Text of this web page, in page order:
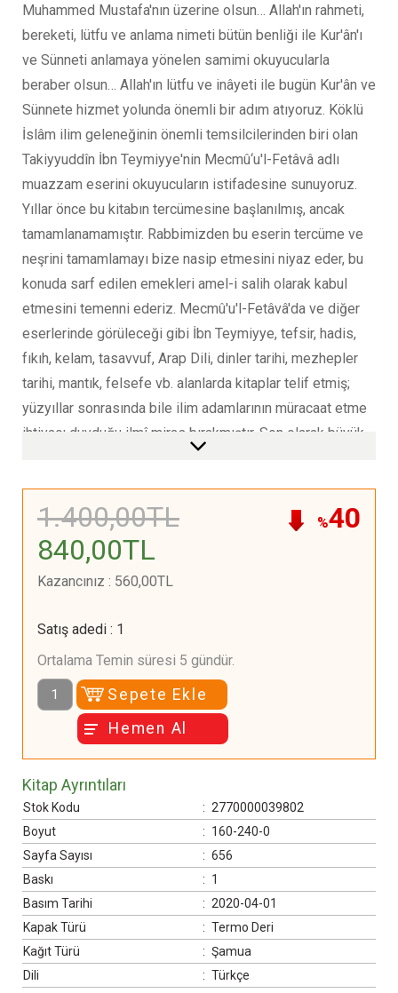
Muhammed Mustafa'nın üzerine olsun… Allah'ın rahmeti,
bereketi, lütfu ve anlama nimeti bütün benliği ile Kur'ân'ı
ve Sünneti anlamaya yönelen samimi okuyucularla
beraber olsun… Allah'ın lütfu ve inâyeti ile bugün Kur'ân ve
Sünnete hizmet yolunda önemli bir adım atıyoruz. Köklü
İslâm ilim geleneğinin önemli temsilcilerinden biri olan
Takiyyuddîn İbn Teymiyye'nin Mecmû‘u'l-Fetâvâ adlı
muazzam eserini okuyucuların istifadesine sunuyoruz.
Yıllar önce bu kitabın tercümesine başlanılmış, ancak
tamamlanamamıştır. Rabbimizden bu eserin tercüme ve
neşrini tamamlamayı bize nasip etmesini niyaz eder, bu
konuda sarf edilen emekleri amel-i salih olarak kabul
etmesini temenni ederiz. Mecmû'u'l-Fetâvâ'da ve diğer
eserlerinde görüleceği gibi İbn Teymiyye, tefsir, hadis,
fıkıh, kelam, tasavvuf, Arap Dili, dinler tarihi, mezhepler
tarihi, mantık, felsefe vb. alanlarda kitaplar telif etmiş;
yüzyıllar sonrasında bile ilim adamlarının müracaat etme
ihtiyacı duyduğu ilmî miras bırakmıştır. Son olarak büyük
nimetin şükrünü de yeni yeni eserler yayınlamakla
gerçekleştirmeyi ümit ederiz. Samimi tenkitlerini bizden
esirgemeyen ilim ehline ve okuyuculara şimdiden
şükranlarımızı sunarız. Çaba bizden, başarı Allah'tandır…
%40
1.400,00TL
840,00TL
Kazancınız : 560,00TL
Satış adedi: 1
Ortalama Temin süresi 5 gündür.
Sepete Ekle
Hemen Al
Kitap Ayrıntıları
Stok Kodu : 2770000039802
Boyut
: 160-240-0
Sayfa Sayısı
: 656
Baskı
: 1
Basım Tarihi
: 2020-04-01
Kapak Türü
: Termo Deri
Kağıt Türü
: Şamua
Dili
: Türkçe